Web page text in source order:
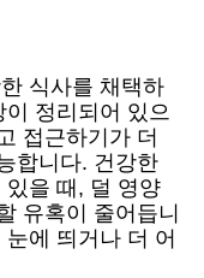
식사를 채택하
정리되어 있으
접근하기가 더
합니다. 건강한
있을 때, 덜 영양
유혹이 줄어듭니
에 띄거나 더 어